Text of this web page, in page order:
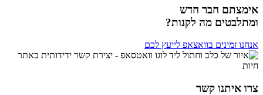
אימצתם חבר חדש
ומתלבטים מה לקנות?
אנחנו זמינים בוואצאפ לייעץ לכם
צרו איתנו קשר